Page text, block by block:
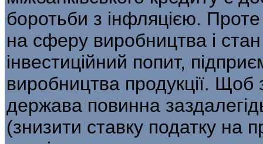
боротьби з інфляцією.
на сферу виробництва і
інвестиційний попит,
виробництва продукції. Щоб
держава повинна
(знизити став­ку податку на